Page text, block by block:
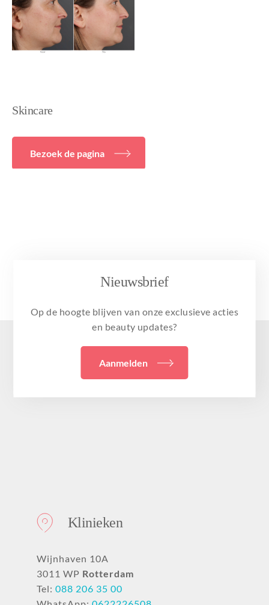
Skincare
Bezoek de pagina
Nieuwsbrief
Op de hoogte blijven van onze exclusieve acties
en beauty updates?
Aanmelden
Klinieken
Wijnhaven 10A
3011 WP Rotterdam
Tel: 088 206 35 00